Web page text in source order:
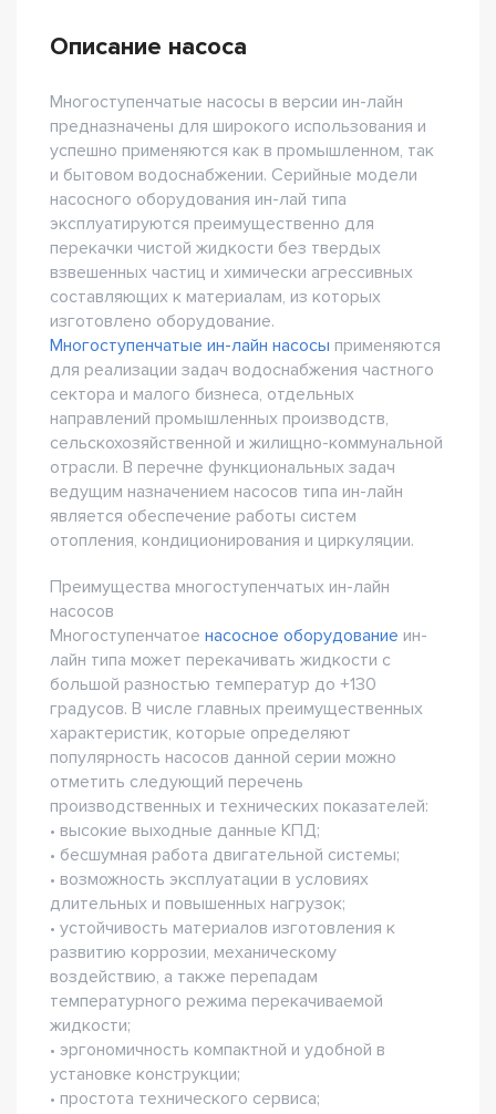
Описание насоса
Многоступенчатые насосы в версии ин-лайн
предназначены для широкого использования и
успешно применяются как в промышленном, так
и бытовом водоснабжении. Серийные модели
насосного оборудования ин-лай типа
эксплуатируются преимущественно для
перекачки чистой жидкости без твердых
взвешенных частиц и химически агрессивных
составляющих к материалам, из которых
изготовлено оборудование.
Многоступенчатые ин-лайн насосы применяются
для реализации задач водоснабжения частного
сектора и малого бизнеса, отдельных
направлений промышленных производств,
сельскохозяйственной и жилищно-коммунальной
отрасли. В перечне функциональных задач
ведущим назначением насосов типа ин-лайн
является обеспечение работы систем
отопления, кондиционирования и циркуляции.
Преимущества многоступенчатых ин-лайн
насосов
Многоступенчатое насосное оборудование ин-
лайн типа может перекачивать жидкости с
большой разностью температур до +130
градусов. В числе главных преимущественных
характеристик, которые определяют
популярность насосов данной серии можно
отметить следующий перечень
производственных и технических показателей:
• высокие выходные данные КПД;
• бесшумная работа двигательной системы;
• возможность эксплуатации в условиях
длительных и повышенных нагрузок;
• устойчивость материалов изготовления к
развитию коррозии, механическому
воздействию, а также перепадам
температурного режима перекачиваемой
жидкости;
• эргономичность компактной и удобной в
установке конструкции;
• простота технического сервиса;